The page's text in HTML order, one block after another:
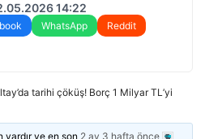
14:22
WhatsApp
Reddit
tarihi çöküş! Borç 1 Milyar TL’yi
vardır ve en son 2 ay 3 hafta önce